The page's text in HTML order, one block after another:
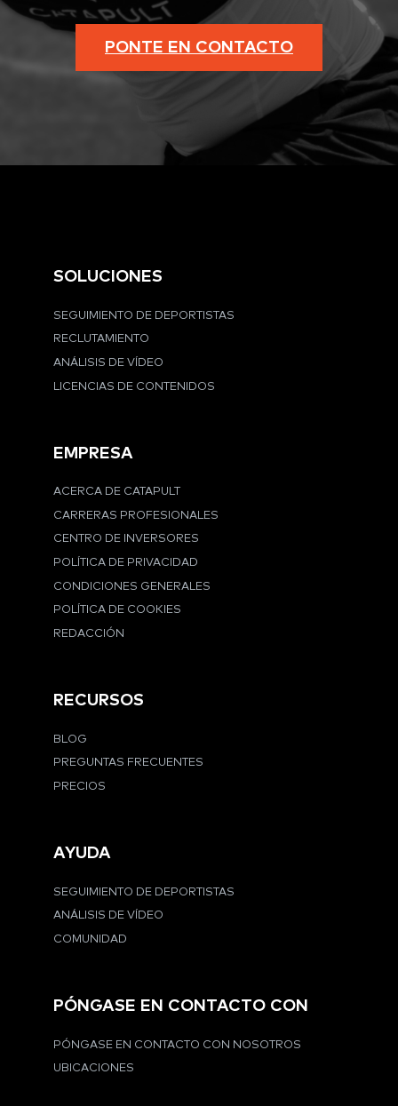
PONTE EN CONTACTO
SOLUCIONES
SEGUIMIENTO DE DEPORTISTAS
RECLUTAMIENTO
ANÁLISIS DE VÍDEO
LICENCIAS DE CONTENIDOS
EMPRESA
ACERCA DE CATAPULT
CARRERAS PROFESIONALES
CENTRO DE INVERSORES
POLÍTICA DE PRIVACIDAD
CONDICIONES GENERALES
POLÍTICA DE COOKIES
REDACCIÓN
RECURSOS
BLOG
PREGUNTAS FRECUENTES
PRECIOS
AYUDA
SEGUIMIENTO DE DEPORTISTAS
ANÁLISIS DE VÍDEO
COMUNIDAD
PÓNGASE EN CONTACTO CON
PÓNGASE EN CONTACTO CON NOSOTROS
UBICACIONES